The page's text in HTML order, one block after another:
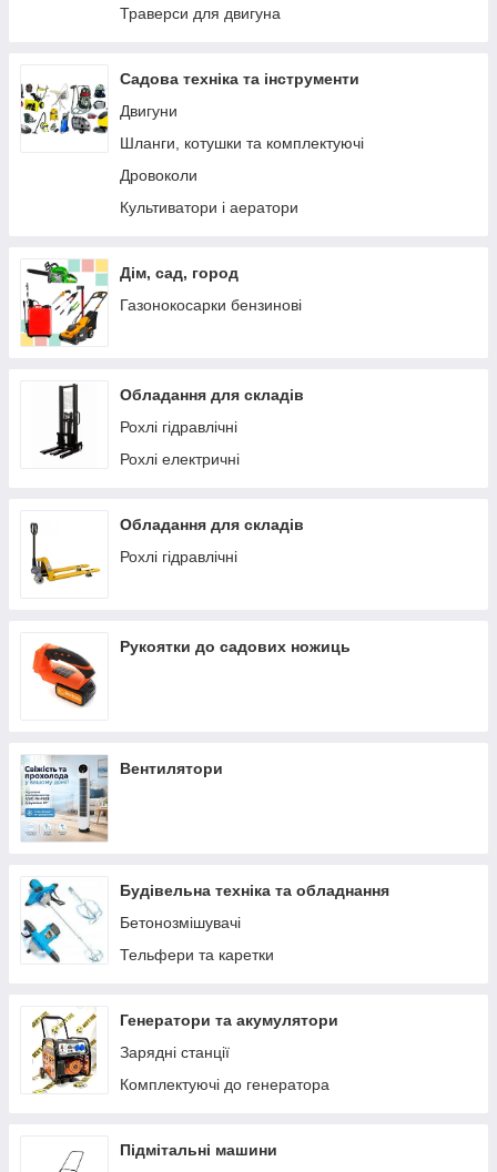
Траверси для двигуна
Садова техніка та інструменти
Двигуни
Шланги, котушки та комплектуючі
Дровоколи
Культиватори і аератори
Дім, сад, город
Газонокосарки бензинові
Обладання для складів
Рохлі гідравлічні
Рохлі електричні
Обладання для складів
Рохлі гідравлічні
Рукоятки до садових ножиць
Вентилятори
Будівельна техніка та обладнання
Бетонозмішувачі
Тельфери та каретки
Генератори та акумулятори
Зарядні станції
Комплектуючі до генератора
Підмітальні машини